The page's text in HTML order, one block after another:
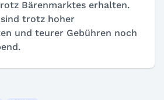
Bärenmarktes erhalten.
trotz hoher
und teurer Gebühren noch